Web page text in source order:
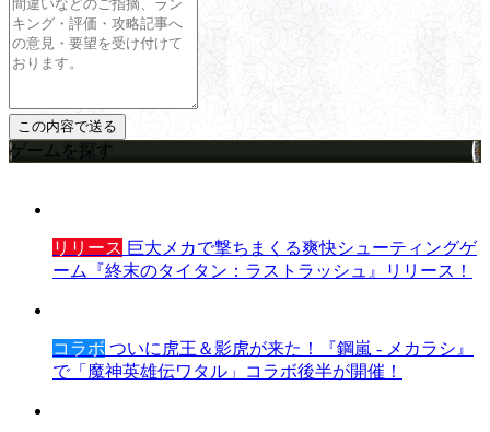
ゲームを探す
リリース 巨大メカで撃ちまくる爽快シューティングゲ
ーム『終末のタイタン：ラストラッシュ』リリース！
コラボ ついに虎王＆影虎が来た！『鋼嵐 - メカラシ』
で「魔神英雄伝ワタル」コラボ後半が開催！